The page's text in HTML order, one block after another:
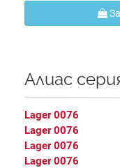
Алиас
Lager 0076
Lager 0076
Lager 0076
Lager 0076